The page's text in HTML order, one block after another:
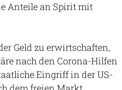
Anteile an Spirit mit
Geld zu erwirtschaften,
nach den Corona-Hilfen
Eingriff in der US-